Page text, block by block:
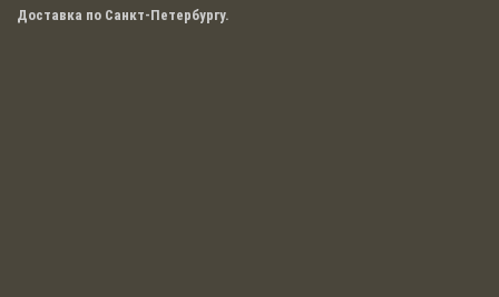
Доставка по Санкт-Петербургу.